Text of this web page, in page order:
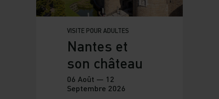
VISITE POUR ADULTES
Nantes et
son château
06 Août — 12
Septembre 2026